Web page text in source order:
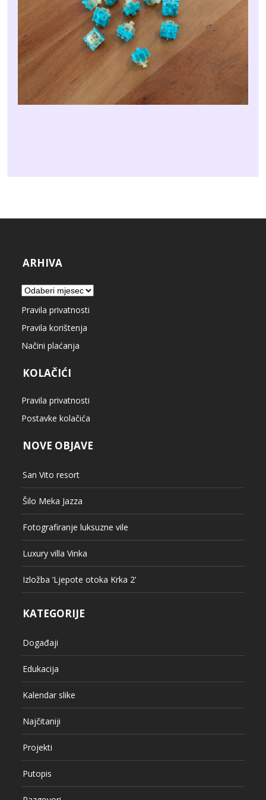
ARHIVA
Arhiva
Pravila privatnosti
Pravila korištenja
Načini plaćanja
KOLAČIĆI
Pravila privatnosti
Postavke kolačića
NOVE OBJAVE
San Vito resort
Šilo Meka Jazza
Fotografiranje luksuzne vile
Luxury villa Vinka
Izložba ‘Ljepote otoka Krka 2’
KATEGORIJE
Događaji
Edukacija
Kalendar slike
Najčitaniji
Projekti
Putopis